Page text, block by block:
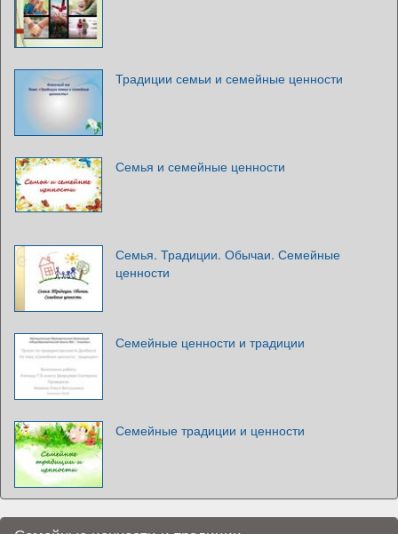
Традиции семьи и семейные ценности
Семья и семейные ценности
Семья. Традиции. Обычаи. Семейные
ценности
Семейные ценности и традиции
Семейные традиции и ценности